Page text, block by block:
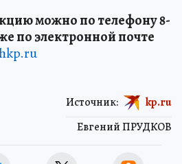
можно по телефону 8-
по электронной почте
Евгений ПРУДКОВ
Источник: kp.ru